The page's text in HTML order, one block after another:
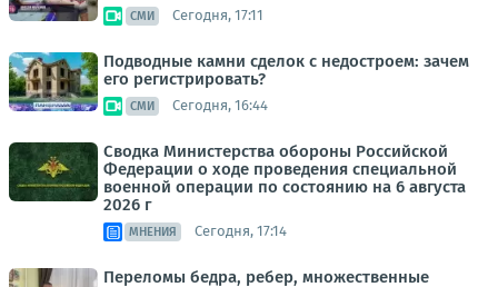
СМИ Сегодня, 17:11
Подводные камни сделок с недостроем: зачем
его регистрировать?
СМИ Сегодня, 16:44
Сводка Министерства обороны Российской
Федерации о ходе проведения специальной
военной операции по состоянию на 6 августа
2026 г
МНЕНИЯ Сегодня, 17:14
Переломы бедра, ребер, множественные